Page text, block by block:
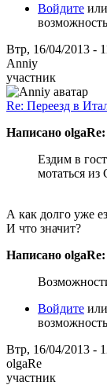
Войдите или
Втр, 16/04/2013 -
Anniy
участник
Re: Переезд в
Написано olgaRe:
Ездим в
мотаться
А как долго уже
И что значит?
Написано olgaRe:
Войдите или
Втр, 16/04/2013 -
olgaRe
участник